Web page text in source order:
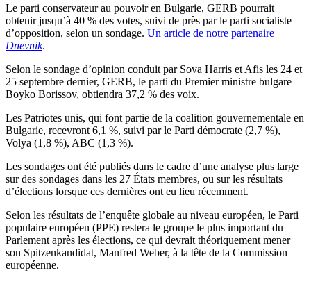
Le parti conservateur au pouvoir en Bulgarie, GERB pourrait
obtenir jusqu’à 40 % des votes, suivi de près par le parti socialiste
d’opposition, selon un sondage. Un article de notre partenaire
Dnevnik.
Selon le sondage d’opinion conduit par Sova Harris et Afis les 24 et
25 septembre dernier, GERB, le parti du Premier ministre bulgare
Boyko Borissov, obtiendra 37,2 % des voix.
Les Patriotes unis, qui font partie de la coalition gouvernementale en
Bulgarie, recevront 6,1 %, suivi par le Parti démocrate (2,7 %),
Volya (1,8 %), ABC (1,3 %).
Les sondages ont été publiés dans le cadre d’une analyse plus large
sur des sondages dans les 27 États membres, ou sur les résultats
d’élections lorsque ces dernières ont eu lieu récemment.
Selon les résultats de l’enquête globale au niveau européen, le Parti
populaire européen (PPE) restera le groupe le plus important du
Parlement après les élections, ce qui devrait théoriquement mener
son Spitzenkandidat, Manfred Weber, à la tête de la Commission
européenne.